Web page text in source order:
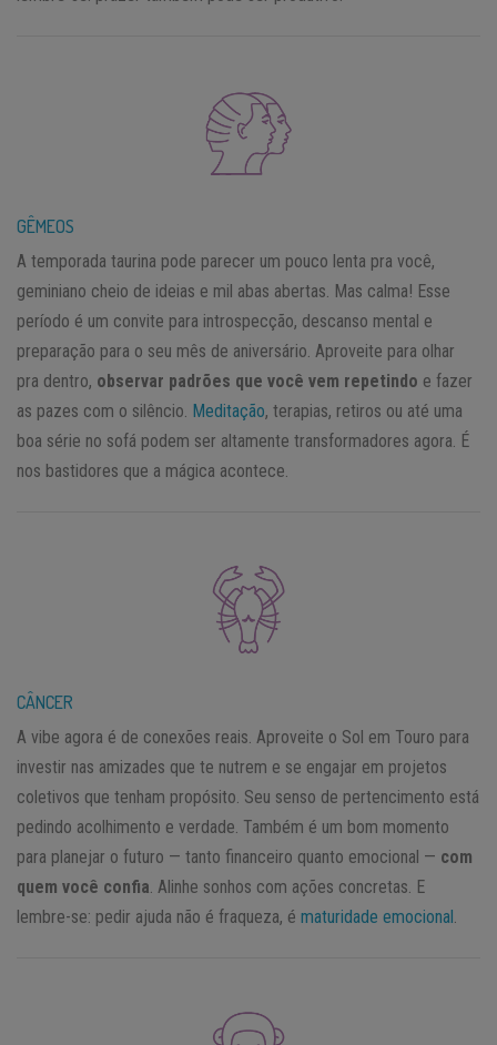
GÊMEOS
A temporada taurina pode parecer um pouco lenta pra você,
geminiano cheio de ideias e mil abas abertas. Mas calma! Esse
período é um convite para introspecção, descanso mental e
preparação para o seu mês de aniversário. Aproveite para olhar
pra dentro, observar padrões que você vem repetindo e fazer
as pazes com o silêncio. Meditação, terapias, retiros ou até uma
boa série no sofá podem ser altamente transformadores agora. É
nos bastidores que a mágica acontece.
CÂNCER
A vibe agora é de conexões reais. Aproveite o Sol em Touro para
investir nas amizades que te nutrem e se engajar em projetos
coletivos que tenham propósito. Seu senso de pertencimento está
pedindo acolhimento e verdade. Também é um bom momento
para planejar o futuro — tanto financeiro quanto emocional — com
quem você confia. Alinhe sonhos com ações concretas. E
lembre-se: pedir ajuda não é fraqueza, é maturidade emocional.